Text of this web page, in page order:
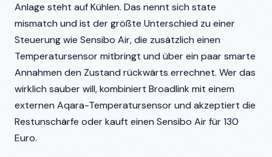
Anlage steht auf Kühlen. Das nennt sich state
mismatch und ist der größte Unterschied zu einer
Steuerung wie Sensibo Air, die zusätzlich einen
Temperatursensor mitbringt und über ein paar smarte
Annahmen den Zustand rückwärts errechnet. Wer das
wirklich sauber will, kombiniert Broadlink mit einem
externen Aqara-Temperatursensor und akzeptiert die
Restunschärfe oder kauft einen Sensibo Air für 130
Euro.